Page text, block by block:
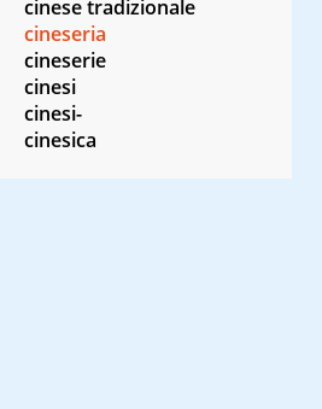
cinese tradizionale
cineseria
cineserie
cinesi
cinesi-
cinesica